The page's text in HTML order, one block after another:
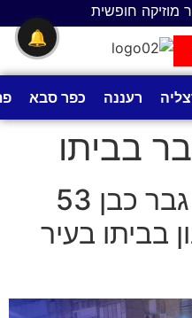
מוזיקה חופשית
רעננה כפר סבא
בביתו
המגפה השקטה: גבר כבן 53
בביתו בעיר
🔔